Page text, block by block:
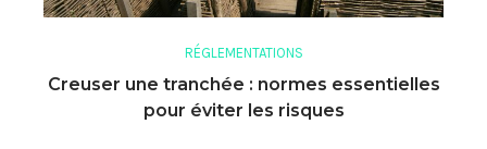
RÉGLEMENTATIONS
Creuser une tranchée : normes essentielles
pour éviter les risques